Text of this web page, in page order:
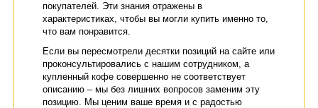
покупателей. Эти знания отражены в
характеристиках, чтобы вы могли купить именно то,
что вам понравится.
Если вы пересмотрели десятки позиций на сайте или
проконсультировались с нашим сотрудником, а
купленный кофе совершенно не соответствует
описанию – мы без лишних вопросов заменим эту
позицию. Мы ценим ваше время и с радостью